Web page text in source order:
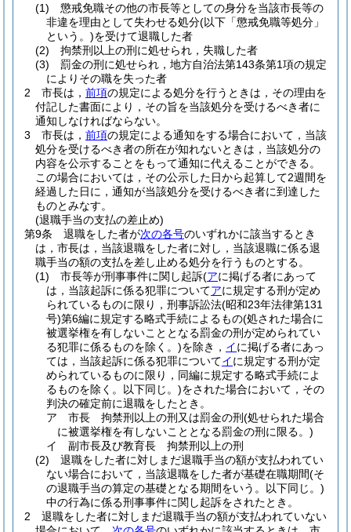
(1)
懲戒免職その他の市長等としての身分を当該市長等の
非違を理由として失わせる処分(以下「懲戒免職等処分」
という。)を受けて退職した者
(2)
拘禁刑以上の刑に処せられ，失職した者
(3)
罰金の刑に処せられ，地方自治法第143条第1項の規定
によりその職を失った者
2
市長は， 前項の規定による処分を行うときは，その理由を
付記した書面により，その旨を当該処分を受けるべき者に
通知しなければならない。
3
市長は， 前項の規定による通知をする場合において，当該
処分を受けるべき者の所在が知れないときは，当該処分の
内容を公示することをもって通知に代えることができる。
この場合においては，その公示した日から起算して2週間を
経過した日に，通知が当該処分を受けるべき者に到達した
ものとみなす。
(退職手当の支払の差止め)
第9条
退職をした者が次の各号のいずれかに該当するとき
は，市長は，当該退職をした者に対し，当該退職に係る退
職手当の額の支払を差し止める処分を行うものとする。
(1)
市長等が刑事事件に関し起訴(アに掲げる者にあって
は，当該起訴に係る犯罪についてアに規定する刑が定め
られているものに限り，刑事訴訟法(昭和23年法律第131
号)第6編に規定する略式手続によるもの(処された場合に
被選挙権を有しないこととなる罰金の刑が定められてい
る犯罪に係るものを除く。)を除き， イに掲げる者にあっ
ては，当該起訴に係る犯罪についてイに規定する刑が定
められているものに限り，同編に規定する略式手続によ
るものを除く。以下同じ。)をされた場合において，その
判決の確定前に退職をしたとき。
ア
市長 拘禁刑以上の刑又は罰金の刑(処せられた場合
に被選挙権を有しないこととなる罰金の刑に限る。)
イ
副市長及び教育長 拘禁刑以上の刑
(2)
退職をした者に対しまだ退職手当の額が支払われてい
ない場合において，当該退職をした者が基礎在職期間(そ
の退職手当の算定の基礎となる期間をいう。以下同じ。)
中の行為に係る刑事事件に関し起訴をされたとき。
2
退職をした者に対しまだ退職手当の額が支払われていない